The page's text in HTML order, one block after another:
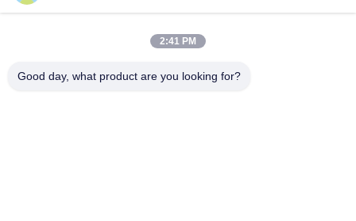
entrepôt de structure
Atelier de structure
métallique
construction de
Fabrication de
2:41 PM
Good day, what product are you looking for?